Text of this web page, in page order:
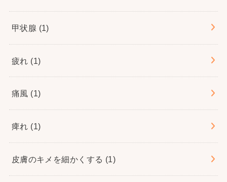
甲状腺 (1)
疲れ (1)
痛風 (1)
痺れ (1)
皮膚のキメを細かくする (1)